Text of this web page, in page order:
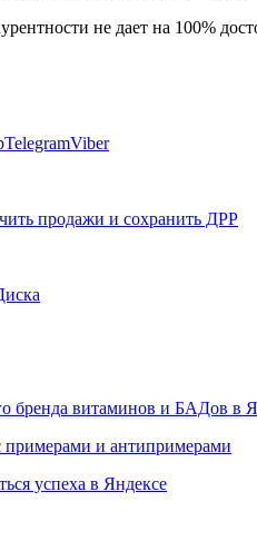
не дает на 100%
TelegramViber
продажи и сохранить ДРР
бренда витаминов и БАДов в
и антипримерами
успеха в Яндексе